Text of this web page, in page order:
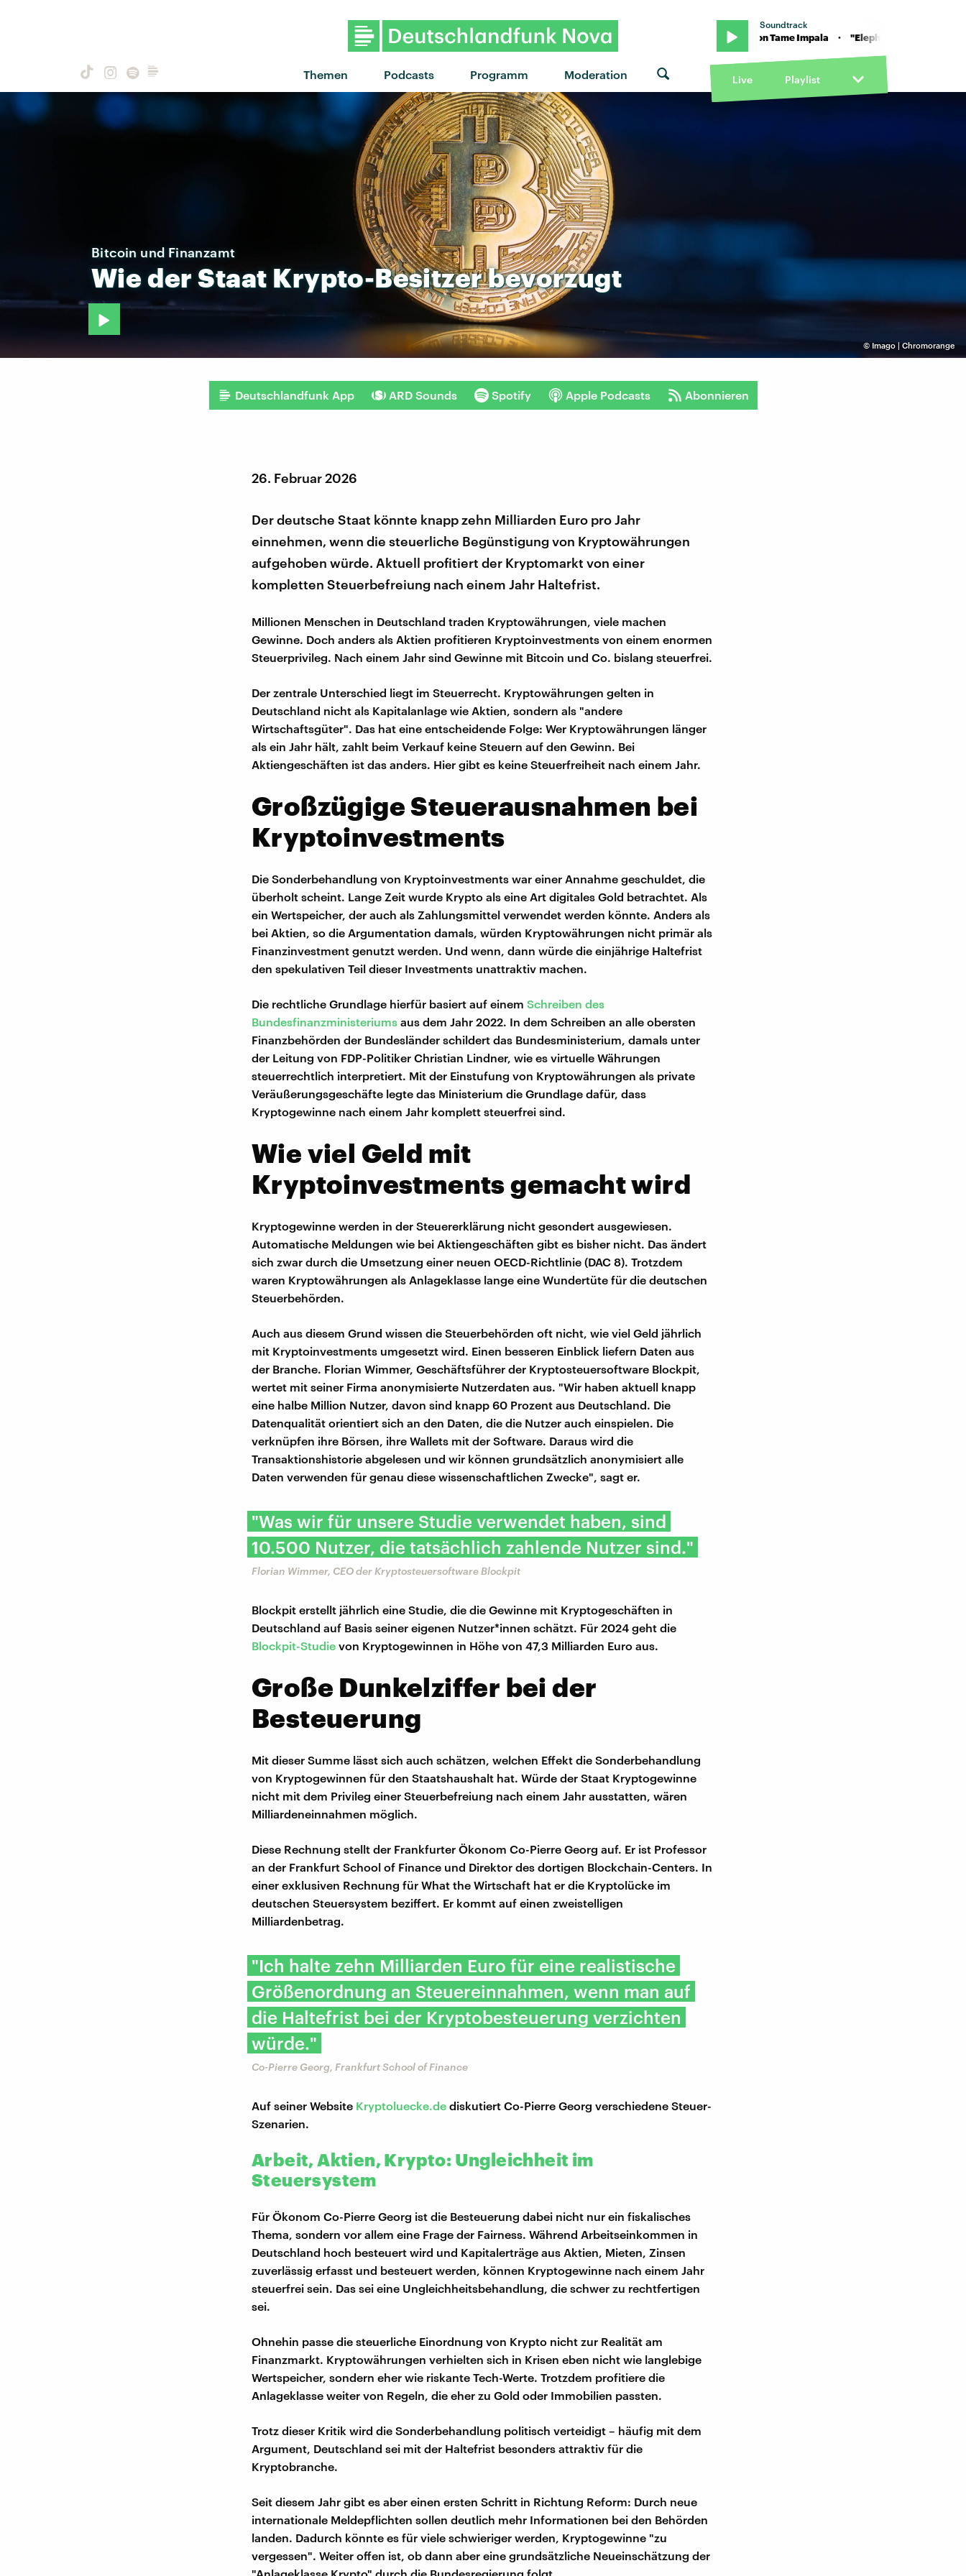
Themen Podcasts Programm Moderation
Soundtrack
"Elephant" von Tame Impala · "Elephant" von Tame Impala · "Elephant" von Tame Impala
Live Playlist
© Imago | Chromorange
Bitcoin und Finanzamt
Wieder Staat Krypto-Besitzerbevorzugt
Deutschlandfunk App ARD Sounds Spotify Apple Podcasts Abonnieren
26. Februar 2026
Der deutsche Staat könnte knapp zehn Milliarden Euro pro Jahr
einnehmen, wenn die steuerliche Begünstigung von Kryptowährungen
aufgehoben würde. Aktuell profitiert der Kryptomarkt von einer
kompletten Steuerbefreiung nach einem Jahr Haltefrist.
Millionen Menschen in Deutschland traden Kryptowährungen, viele machen
Gewinne. Doch anders als Aktien profitieren Kryptoinvestments von einem enormen
Steuerprivileg. Nach einem Jahr sind Gewinne mit Bitcoin und Co. bislang steuerfrei.
Der zentrale Unterschied liegt im Steuerrecht. Kryptowährungen gelten in
Deutschland nicht als Kapitalanlage wie Aktien, sondern als "andere
Wirtschaftsgüter". Das hat eine entscheidende Folge: Wer Kryptowährungen länger
als ein Jahr hält, zahlt beim Verkauf keine Steuern auf den Gewinn. Bei
Aktiengeschäften ist das anders. Hier gibt es keine Steuerfreiheit nach einem Jahr.
Großzügige Steuerausnahmen bei
Kryptoinvestments
Die Sonderbehandlung von Kryptoinvestments war einer Annahme geschuldet, die
überholt scheint. Lange Zeit wurde Krypto als eine Art digitales Gold betrachtet. Als
ein Wertspeicher, der auch als Zahlungsmittel verwendet werden könnte. Anders als
bei Aktien, so die Argumentation damals, würden Kryptowährungen nicht primär als
Finanzinvestment genutzt werden. Und wenn, dann würde die einjährige Haltefrist
den spekulativen Teil dieser Investments unattraktiv machen.
Die rechtliche Grundlage hierfür basiert auf einem Schreiben des
Bundesfinanzministeriums aus dem Jahr 2022. In dem Schreiben an alle obersten
Finanzbehörden der Bundesländer schildert das Bundesministerium, damals unter
der Leitung von FDP-Politiker Christian Lindner, wie es virtuelle Währungen
steuerrechtlich interpretiert. Mit der Einstufung von Kryptowährungen als private
Veräußerungsgeschäfte legte das Ministerium die Grundlage dafür, dass
Kryptogewinne nach einem Jahr komplett steuerfrei sind.
Wie viel Geld mit
Kryptoinvestments gemacht wird
Kryptogewinne werden in der Steuererklärung nicht gesondert ausgewiesen.
Automatische Meldungen wie bei Aktiengeschäften gibt es bisher nicht. Das ändert
sich zwar durch die Umsetzung einer neuen OECD-Richtlinie (DAC 8). Trotzdem
waren Kryptowährungen als Anlageklasse lange eine Wundertüte für die deutschen
Steuerbehörden.
Auch aus diesem Grund wissen die Steuerbehörden oft nicht, wie viel Geld jährlich
mit Kryptoinvestments umgesetzt wird. Einen besseren Einblick liefern Daten aus
der Branche. Florian Wimmer, Geschäftsführer der Kryptosteuersoftware Blockpit,
wertet mit seiner Firma anonymisierte Nutzerdaten aus. "Wir haben aktuell knapp
eine halbe Million Nutzer, davon sind knapp 60 Prozent aus Deutschland. Die
Datenqualität orientiert sich an den Daten, die die Nutzer auch einspielen. Die
verknüpfen ihre Börsen, ihre Wallets mit der Software. Daraus wird die
Transaktionshistorie abgelesen und wir können grundsätzlich anonymisiert alle
Daten verwenden für genau diese wissenschaftlichen Zwecke", sagt er.
"Was wir für unsere Studie verwendet haben, sind
10.500 Nutzer, die tatsächlich zahlende Nutzer sind."
Florian Wimmer, CEO der Kryptosteuersoftware Blockpit
Blockpit erstellt jährlich eine Studie, die die Gewinne mit Kryptogeschäften in
Deutschland auf Basis seiner eigenen Nutzer*innen schätzt. Für 2024 geht die
Blockpit-Studie von Kryptogewinnen in Höhe von 47,3 Milliarden Euro aus.
Große Dunkelziffer bei der
Besteuerung
Mit dieser Summe lässt sich auch schätzen, welchen Effekt die Sonderbehandlung
von Kryptogewinnen für den Staatshaushalt hat. Würde der Staat Kryptogewinne
nicht mit dem Privileg einer Steuerbefreiung nach einem Jahr ausstatten, wären
Milliardeneinnahmen möglich.
Diese Rechnung stellt der Frankfurter Ökonom Co-Pierre Georg auf. Er ist Professor
an der Frankfurt School of Finance und Direktor des dortigen Blockchain-Centers. In
einer exklusiven Rechnung für What the Wirtschaft hat er die Kryptolücke im
deutschen Steuersystem beziffert. Er kommt auf einen zweistelligen
Milliardenbetrag.
"Ich halte zehn Milliarden Euro für eine realistische
Größenordnung an Steuereinnahmen, wenn man auf
die Haltefrist bei der Kryptobesteuerung verzichten
würde."
Co-Pierre Georg, Frankfurt School of Finance
Auf seiner Website Kryptoluecke.de diskutiert Co-Pierre Georg verschiedene Steuer-
Szenarien.
Arbeit, Aktien, Krypto: Ungleichheit im
Steuersystem
Für Ökonom Co-Pierre Georg ist die Besteuerung dabei nicht nur ein fiskalisches
Thema, sondern vor allem eine Frage der Fairness. Während Arbeitseinkommen in
Deutschland hoch besteuert wird und Kapitalerträge aus Aktien, Mieten, Zinsen
zuverlässig erfasst und besteuert werden, können Kryptogewinne nach einem Jahr
steuerfrei sein. Das sei eine Ungleichheitsbehandlung, die schwer zu rechtfertigen
sei.
Ohnehin passe die steuerliche Einordnung von Krypto nicht zur Realität am
Finanzmarkt. Kryptowährungen verhielten sich in Krisen eben nicht wie langlebige
Wertspeicher, sondern eher wie riskante Tech-Werte. Trotzdem profitiere die
Anlageklasse weiter von Regeln, die eher zu Gold oder Immobilien passten.
Trotz dieser Kritik wird die Sonderbehandlung politisch verteidigt – häufig mit dem
Argument, Deutschland sei mit der Haltefrist besonders attraktiv für die
Kryptobranche.
Seit diesem Jahr gibt es aber einen ersten Schritt in Richtung Reform: Durch neue
internationale Meldepflichten sollen deutlich mehr Informationen bei den Behörden
landen. Dadurch könnte es für viele schwieriger werden, Kryptogewinne "zu
vergessen". Weiter offen ist, ob dann aber eine grundsätzliche Neueinschätzung der